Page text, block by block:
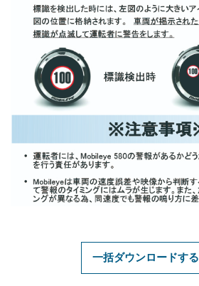
一括ダウンロードする